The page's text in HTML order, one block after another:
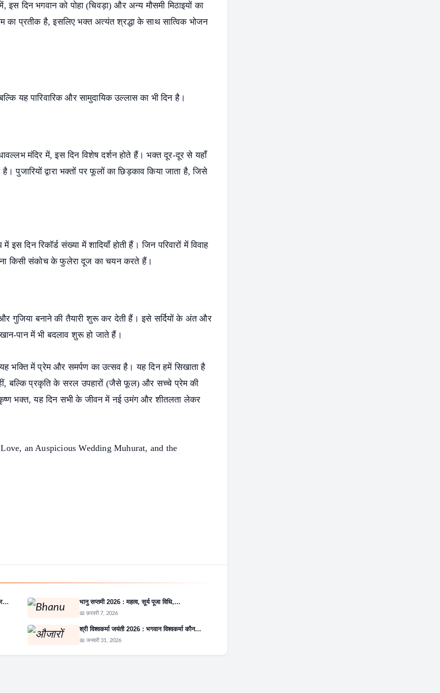
दिन भगवान को पोहा (चिवड़ा) और अन्य मौसमी मिठाइयों का
का प्रतीक है, इसलिए भक्त अत्यंत श्रद्धा के साथ सात्विक भोजन
यह पारिवारिक और सामुदायिक उल्लास का भी दिन है।
मंदिर में, इस दिन विशेष दर्शन होते हैं। भक्त दूर-दूर से यहाँ
पुजारियों द्वारा भक्तों पर फूलों का छिड़काव किया जाता है, जिसे
दिन रिकॉर्ड संख्या में शादियाँ होती हैं। जिन परिवारों में विवाह
किसी संकोच के फुलेरा दूज का चयन करते हैं।
गुजिया बनाने की तैयारी शुरू कर देती हैं। इसे सर्दियों के अंत और
पान में भी बदलाव शुरू हो जाते हैं।
में प्रेम और समर्पण का उत्सव है। यह दिन हमें सिखाता है
बल्कि प्रकृति के सरल उपहारों (जैसे फूल) और सच्चे प्रेम की
कृष्ण भक्त, यह दिन सभी के जीवन में नई उमंग और शीतलता लेकर
an Auspicious Wedding Muhurat, and the
भानु सप्तमी 2026 : महत्व, सूर्य पूजा विधि,…
📅 फ़रवरी 7, 2026
श्री विश्वकर्मा जयंती 2026 : भगवान विश्वकर्मा कौन…
📅 जनवरी 31, 2026